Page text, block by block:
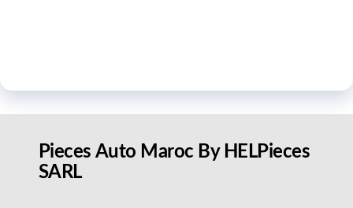
Pieces Auto Maroc By HELPieces
SARL